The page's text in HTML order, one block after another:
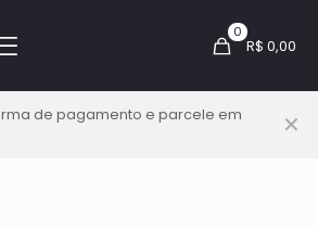
0
R$ 0,00
de pagamento e parcele em
✕